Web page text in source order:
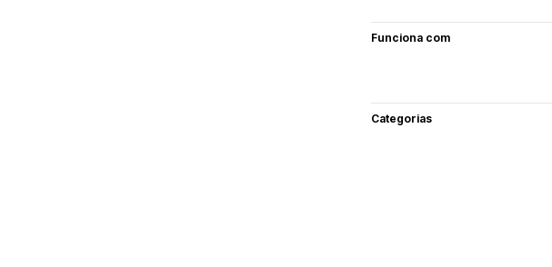
Funciona com
Categorias